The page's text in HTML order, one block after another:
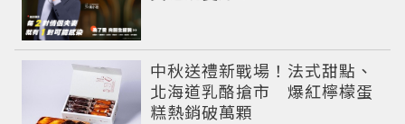
中秋送禮新戰場！法式甜點、
北海道乳酪搶市 爆紅檸檬蛋
糕熱銷破萬顆